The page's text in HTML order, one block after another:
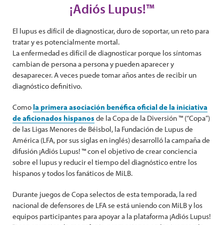
¡Adiós Lupus!™
El lupus es difícil de diagnosticar, duro de soportar, un reto para
tratar y es potencialmente mortal.
La enfermedad es difícil de diagnosticar porque los síntomas
cambian de persona a persona y pueden aparecer y
desaparecer. A veces puede tomar años antes de recibir un
diagnóstico definitivo.
Como la primera asociación benéfica oficial de la iniciativa
de aficionados hispanos de la Copa de la Diversión ™ (“Copa”)
de las Ligas Menores de Béisbol, la Fundación de Lupus de
América (LFA, por sus siglas en inglés) desarrolló la campaña de
difusión ¡Adiós Lupus! ™ con el objetivo de crear conciencia
sobre el lupus y reducir el tiempo del diagnóstico entre los
hispanos y todos los fanáticos de MiLB.
Durante juegos de Copa selectos de esta temporada, la red
nacional de defensores de LFA se está uniendo con MiLB y los
equipos participantes para apoyar a la plataforma ¡Adiós Lupus!